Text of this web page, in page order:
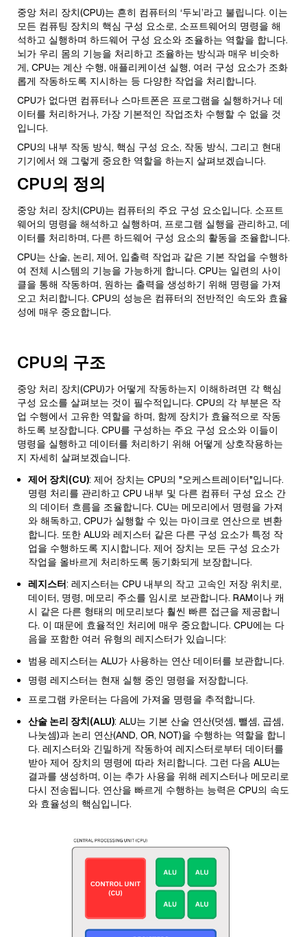
중앙 처리 장치(CPU)는 흔히 컴퓨터의 ‘두뇌’라고 불립니다. 이는
모든 컴퓨팅 장치의 핵심 구성 요소로, 소프트웨어의 명령을 해
석하고 실행하며 하드웨어 구성 요소와 조율하는 역할을 합니다.
뇌가 우리 몸의 기능을 처리하고 조율하는 방식과 매우 비슷하
게, CPU는 계산 수행, 애플리케이션 실행, 여러 구성 요소가 조화
롭게 작동하도록 지시하는 등 다양한 작업을 처리합니다.
CPU가 없다면 컴퓨터나 스마트폰은 프로그램을 실행하거나 데
이터를 처리하거나, 가장 기본적인 작업조차 수행할 수 없을 것
입니다.
CPU의 내부 작동 방식, 핵심 구성 요소, 작동 방식, 그리고 현대
기기에서 왜 그렇게 중요한 역할을 하는지 살펴보겠습니다.
CPU의 정의
중앙 처리 장치(CPU)는 컴퓨터의 주요 구성 요소입니다. 소프트
웨어의 명령을 해석하고 실행하며, 프로그램 실행을 관리하고, 데
이터를 처리하며, 다른 하드웨어 구성 요소의 활동을 조율합니다.
CPU는 산술, 논리, 제어, 입출력 작업과 같은 기본 작업을 수행하
여 전체 시스템의 기능을 가능하게 합니다. CPU는 일련의 사이
클을 통해 작동하며, 원하는 출력을 생성하기 위해 명령을 가져
오고 처리합니다. CPU의 성능은 컴퓨터의 전반적인 속도와 효율
성에 매우 중요합니다.
CPU의 구조
중앙 처리 장치(CPU)가 어떻게 작동하는지 이해하려면 각 핵심
구성 요소를 살펴보는 것이 필수적입니다. CPU의 각 부분은 작
업 수행에서 고유한 역할을 하며, 함께 장치가 효율적으로 작동
하도록 보장합니다. CPU를 구성하는 주요 구성 요소와 이들이
명령을 실행하고 데이터를 처리하기 위해 어떻게 상호작용하는
지 자세히 살펴보겠습니다.
제어 장치(CU): 제어 장치는 CPU의 "오케스트레이터"입니다.
명령 처리를 관리하고 CPU 내부 및 다른 컴퓨터 구성 요소 간
의 데이터 흐름을 조율합니다. CU는 메모리에서 명령을 가져
와 해독하고, CPU가 실행할 수 있는 마이크로 연산으로 변환
합니다. 또한 ALU와 레지스터 같은 다른 구성 요소가 특정 작
업을 수행하도록 지시합니다. 제어 장치는 모든 구성 요소가
작업을 올바르게 처리하도록 동기화되게 보장합니다.
레지스터: 레지스터는 CPU 내부의 작고 고속인 저장 위치로,
데이터, 명령, 메모리 주소를 임시로 보관합니다. RAM이나 캐
시 같은 다른 형태의 메모리보다 훨씬 빠른 접근을 제공합니
다. 이 때문에 효율적인 처리에 매우 중요합니다. CPU에는 다
음을 포함한 여러 유형의 레지스터가 있습니다:
범용 레지스터는 ALU가 사용하는 연산 데이터를 보관합니다.
명령 레지스터는 현재 실행 중인 명령을 저장합니다.
프로그램 카운터는 다음에 가져올 명령을 추적합니다.
산술 논리 장치(ALU): ALU는 기본 산술 연산(덧셈, 뺄셈, 곱셈,
나눗셈)과 논리 연산(AND, OR, NOT)을 수행하는 역할을 합니
다. 레지스터와 긴밀하게 작동하여 레지스터로부터 데이터를
받아 제어 장치의 명령에 따라 처리합니다. 그런 다음 ALU는
결과를 생성하며, 이는 추가 사용을 위해 레지스터나 메모리로
다시 전송됩니다. 연산을 빠르게 수행하는 능력은 CPU의 속도
와 효율성의 핵심입니다.